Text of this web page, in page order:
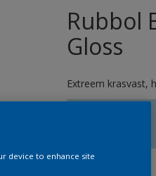
Rubbol
Gloss
Extreem krasvast,
device to enhance site